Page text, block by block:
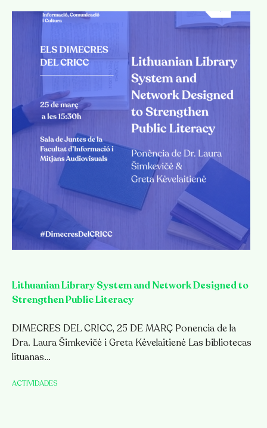
Lithuanian Library System and Network Designed to
Strengthen Public Literacy
DIMECRES DEL CRICC, 25 DE MARÇ Ponencia de la
Dra. Laura Šimkevičė i Greta Kėvelaitienė Las bibliotecas
lituanas…
ACTIVIDADES